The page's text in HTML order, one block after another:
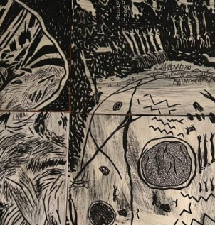
Configuración de cookies
Universidad de los Andes | Vigilada
Reconocimiento como universidad:
de mayo de 1964. Reconocimiento de
Resolución 28 del 23 de febrero de 1949,
Acreditación institucional de alta calidad,
Resolución 000194 del 16 de enero del
Ext. 2626
Posgrados
Ext. 4925
Educación
Continua
Ext. 4795